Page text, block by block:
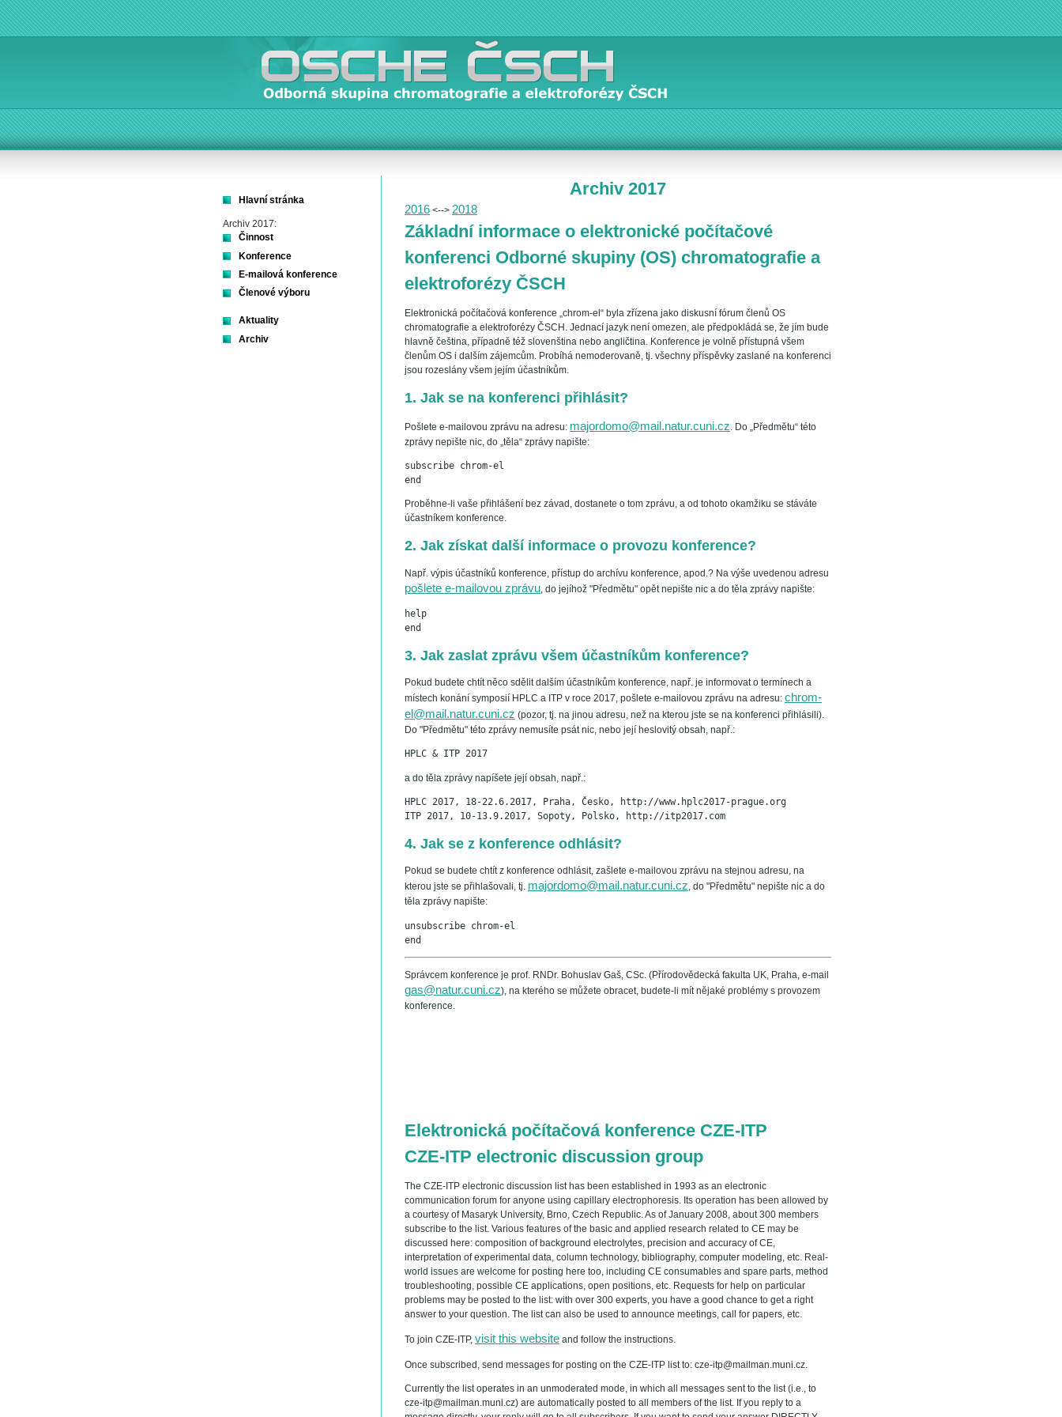
Archiv 2017
2016 <--> 2018
Základní informace o elektronické počítačové
konferenci Odborné skupiny (OS) chromatografie a
elektroforézy ČSCH
Elektronická počítačová konference „chrom-el“ byla zřízena jako diskusní fórum členů OS
chromatografie a elektroforézy ČSCH. Jednací jazyk není omezen, ale předpokládá se, že jím bude
hlavně čeština, případně též slovenština nebo angličtina. Konference je volně přístupná všem
členům OS i dalším zájemcům. Probíhá nemoderovaně, tj. všechny příspěvky zaslané na konferenci
jsou rozeslány všem jejím účastníkům.
1. Jak se na konferenci přihlásit?
Pošlete e-mailovou zprávu na adresu: majordomo@mail.natur.cuni.cz . Do „Předmětu“ této
zprávy nepište nic, do „těla“ zprávy napište:
subscribe chrom-el
end
Proběhne-li vaše přihlášení bez závad, dostanete o tom zprávu, a od tohoto okamžiku se stáváte
účastníkem konference.
2. Jak získat další informace o provozu konference?
Např. výpis účastníků konference, přístup do archívu konference, apod.? Na výše uvedenou adresu
pošlete e-mailovou zprávu , do jejíhož "Předmětu" opět nepište nic a do těla zprávy napište:
help
end
3. Jak zaslat zprávu všem účastníkům konference?
Pokud budete chtít něco sdělit dalším účastníkům konference, např. je informovat o termínech a
místech konání symposií HPLC a ITP v roce 2017, pošlete e-mailovou zprávu na adresu: chrom-
el@mail.natur.cuni.cz (pozor, tj. na jinou adresu, než na kterou jste se na konferenci přihlásili).
Do "Předmětu" této zprávy nemusíte psát nic, nebo její heslovitý obsah, např.:
HPLC & ITP 2017
a do těla zprávy napíšete její obsah, např.:
HPLC 2017, 18-22.6.2017, Praha, Česko, http://www.hplc2017-prague.org
ITP 2017, 10-13.9.2017, Sopoty, Polsko, http://itp2017.com
4. Jak se z konference odhlásit?
Pokud se budete chtít z konference odhlásit, zašlete e-mailovou zprávu na stejnou adresu, na
kterou jste se přihlašovali, tj. majordomo@mail.natur.cuni.cz, do "Předmětu" nepište nic a do
těla zprávy napište:
unsubscribe chrom-el
end
Správcem konference je prof. RNDr. Bohuslav Gaš, CSc. (Přírodovědecká fakulta UK, Praha, e-mail
gas@natur.cuni.cz), na kterého se můžete obracet, budete-li mít nějaké problémy s provozem
konference.
Elektronická počítačová konference CZE-ITP
CZE-ITP electronic discussion group
The CZE-ITP electronic discussion list has been established in 1993 as an electronic
communication forum for anyone using capillary electrophoresis. Its operation has been allowed by
a courtesy of Masaryk University, Brno, Czech Republic. As of January 2008, about 300 members
subscribe to the list. Various features of the basic and applied research related to CE may be
discussed here: composition of background electrolytes, precision and accuracy of CE,
interpretation of experimental data, column technology, bibliography, computer modeling, etc. Real-
world issues are welcome for posting here too, including CE consumables and spare parts, method
troubleshooting, possible CE applications, open positions, etc. Requests for help on particular
problems may be posted to the list: with over 300 experts, you have a good chance to get a right
answer to your question. The list can also be used to announce meetings, call for papers, etc.
To join CZE-ITP, visit this website and follow the instructions.
Once subscribed, send messages for posting on the CZE-ITP list to: cze-itp@mailman.muni.cz.
Currently the list operates in an unmoderated mode, in which all messages sent to the list (i.e., to
cze-itp@mailman.muni.cz) are automatically posted to all members of the list. If you reply to a
Hlavní stránka
Archiv 2017:
Činnost
Konference
E-mailová konference
Členové výboru
Aktuality
Archiv